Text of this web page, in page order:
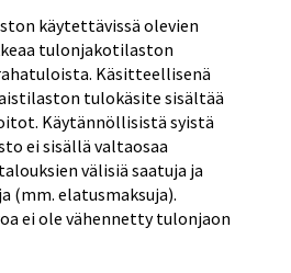
käytettävissä olevien
tulonjakotilaston
Käsitteellisenä
tulokäsite sisältää
Käytännöllisistä syistä
ei sisällä valtaosaa
välisiä saatuja ja
(mm. elatusmaksuja).
ei ole vähennetty tulonjaon